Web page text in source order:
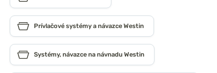
Prívlačové systémy a návazce Westin
Systémy, návazce na návnadu Westin